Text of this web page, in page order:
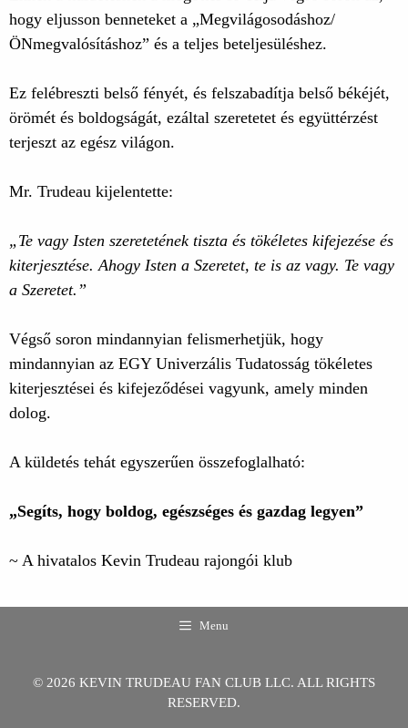
hogy eljusson benneteket a „Megvilágosodáshoz/
ÖNmegvalósításhoz” és a teljes beteljesüléshez.
Ez felébreszti belső fényét, és felszabadítja belső békéjét,
örömét és boldogságát, ezáltal szeretetet és együttérzést
terjeszt az egész világon.
Mr. Trudeau kijelentette:
„Te vagy Isten szeretetének tiszta és tökéletes kifejezése és
kiterjesztése. Ahogy Isten a Szeretet, te is az vagy. Te vagy
a Szeretet.”
Végső soron mindannyian felismerhetjük, hogy
mindannyian az EGY Univerzális Tudatosság tökéletes
kiterjesztései és kifejeződései vagyunk, amely minden
dolog.
A küldetés tehát egyszerűen összefoglalható:
„Segíts, hogy boldog, egészséges és gazdag legyen”
~ A hivatalos Kevin Trudeau rajongói klub
Menu
© 2026 KEVIN TRUDEAU FAN CLUB LLC. ALL RIGHTS
RESERVED.